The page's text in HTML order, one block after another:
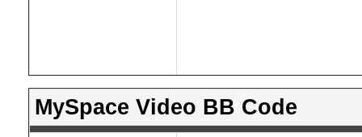
MySpace Video BB Code